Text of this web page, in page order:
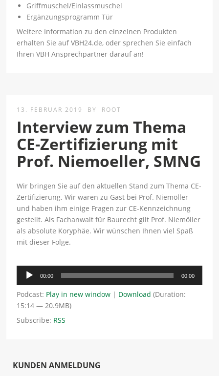
Griffmuschel/Einlassmuschel
Ergänzungsprogramm Tür
Weitere Information zu den einzelnen Produkten
erhalten Sie auf VBH24.de, oder sprechen Sie einfach
Ihren VBH Ansprechpartner darauf an!
13. FEBRUAR 2019 BY ROOT
Interview zum Thema
CE-Zertifizierung mit
Prof. Niemoeller, SMNG
Wir bringen Sie auf den aktuellen Stand zum Thema CE-
Zertifizierung. Wir waren zu Gast bei Prof. Niemöller
und haben ihm einige Fragen zur CE-Kennzeichnung
gestellt. Als Fachanwalt für Baurecht gilt Prof. Niemöller
als absolute Koryphäe. Wir wünschen Ihnen viel Spaß
mit dieser Folge.
Audio-
00:00 00:00
Podcast: Play in new window | Download (Duration:
15:14 — 20.9MB)
Subscribe: RSS
KUNDEN ANMELDUNG